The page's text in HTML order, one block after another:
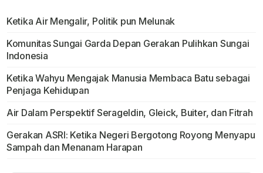
Ketika Air Mengalir, Politik pun Melunak
Komunitas Sungai Garda Depan Gerakan Pulihkan Sungai
Indonesia
Ketika Wahyu Mengajak Manusia Membaca Batu sebagai
Penjaga Kehidupan
Air Dalam Perspektif Serageldin, Gleick, Buiter, dan Fitrah
Gerakan ASRI: Ketika Negeri Bergotong Royong Menyapu
Sampah dan Menanam Harapan